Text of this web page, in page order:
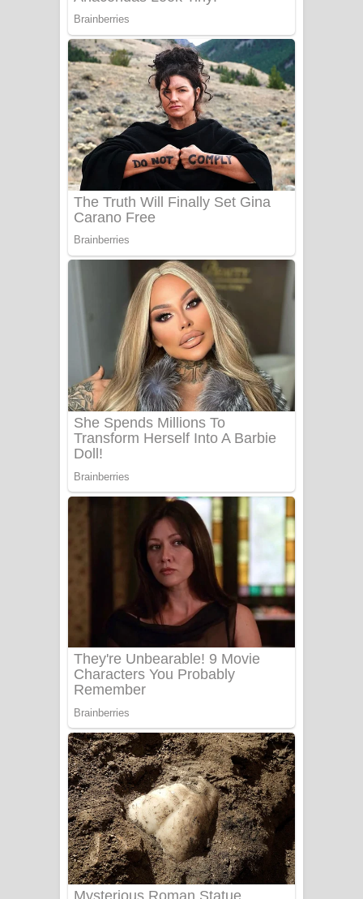
බෙන්තර පාලමේ ගීතයේ පද පෙළ
Sanda Babalena Song Lyrics - සඳ
බැබලෙන ගීතයේ පද පෙළ
Adare Wadi Nisa Song Lyrics - ආදරේ
වැඩි නිසා ගීතයේ පද පෙළ
UNUHUMA Song Lyrics - උණුහුම
ගීතයේ පද පෙළ
Katakara Song Lyrics - කටකාර ගීතයේ
පද පෙළ
Tharu Yaye Dilena Song Lyrics - තරු
යායේ දිලෙනා ගීතයේ පද පෙළ
Ow Man Sosa Song Lyrics - ඔව් මං
සෝසා ගීතයේ පද පෙළ
Aye Lanweela Song Lyrics - ආයේ
ලංවීලා ගීතයේ පද පෙළ
Ala purannata Song Lyrics - ආල
පුරන්නට ගීතයේ පද පෙළ
FEVER DREAM Lyrics - Alex Warren
BTS : Hooligan Lyrics
ගීතයේ පද පෙළ
PATHINIYE Song Lyrics - පතිනියනේ
ගීතයේ පද පෙළ
Sorry Sir Song Lyrics - සොරි සර්
ගීතයේ පද පෙළ